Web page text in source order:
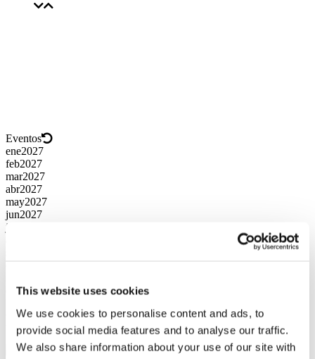
This website uses cookies
We use cookies to personalise content and ads, to
provide social media features and to analyse our traffic.
We also share information about your use of our site with
Eventos
ene2027
feb2027
mar2027
abr2027
may2027
jun2027
jul
dic2026
Pronto
¡Loboda en Antalya! ¡Valery Meladze en Helsinki! ¡Valery